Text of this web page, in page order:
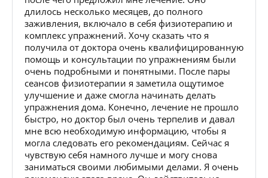
длилось несколько месяцев, до полного
заживления, включало в себя физиотерапию и
комплекс упражнений. Хочу сказать что я
получила от доктора очень квалифицированную
помощь и консультации по упражнениям были
очень подробными и понятными. После пары
сеансов физиотерапии я заметила ощутимое
улучшение и даже смогла начинать делать
упражнения дома. Конечно, лечение не прошло
быстро, но доктор был очень терпелив и давал
мне всю необходимую информацию, чтобы я
могла следовать его рекомендациям. Сейчас я
чувствую себя намного лучше и могу снова
заниматься своими любимыми делами. Я очень